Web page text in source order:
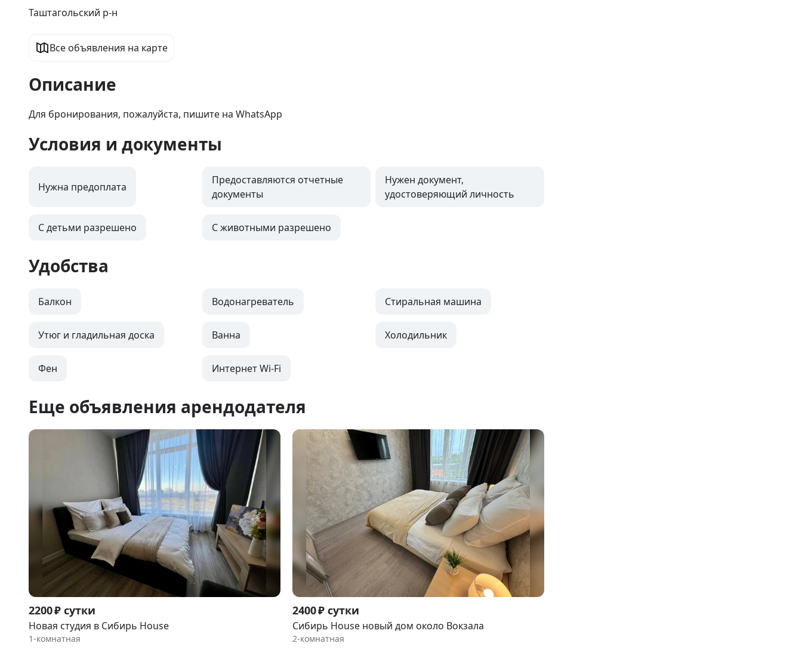
Таштагольский р-н
Все объявления на карте
Описание
Для бронирования, пожалуйста, пишите на WhatsApp
Условия и документы
Нужна предоплата
Предоставляются отчетные
документы
Нужен документ,
удостоверяющий личность
С детьми разрешено С животными разрешено
Удобства
Балкон Водонагреватель Стиральная машина
Утюг и гладильная доска Ванна Холодильник
Фен Интернет Wi-Fi
Еще объявления арендодателя
Item
1
of
2200 ₽ сутки
Новая студия в Сибирь House
1-комнатная
Item
1
of
2400 ₽ сутки
Сибирь House новый дом около Вокзала
2-комнатная